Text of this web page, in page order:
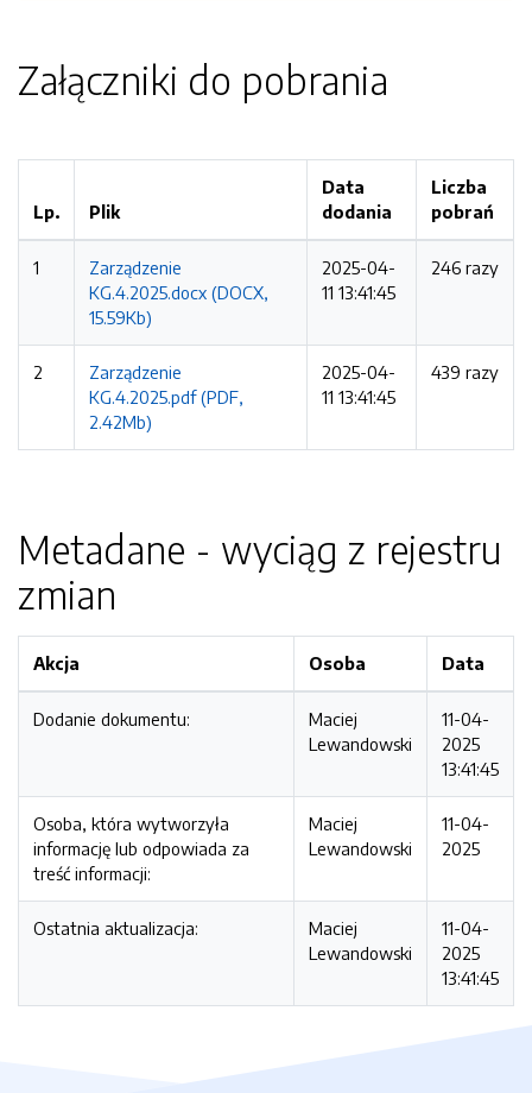
Załączniki do pobrania
Lp. Plik
Data
dodania
Liczba
pobrań
1
Zarządzenie
KG.4.2025.docx (DOCX,
15.59Kb)
2025-04-
11 13:41:45
246 razy
2
Zarządzenie
KG.4.2025.pdf (PDF,
2.42Mb)
2025-04-
11 13:41:45
439 razy
Metadane - wyciąg z rejestru
zmian
Akcja Osoba Data
Dodanie dokumentu:
Maciej
Lewandowski
11-04-
2025
13:41:45
Osoba, która wytworzyła
informację lub odpowiada za
treść informacji:
Maciej
Lewandowski
11-04-
2025
Ostatnia aktualizacja:
Maciej
Lewandowski
11-04-
2025
13:41:45